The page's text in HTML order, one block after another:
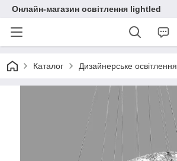
Онлайн-магазин освітлення lightled
Каталог Дизайнерське освітлення